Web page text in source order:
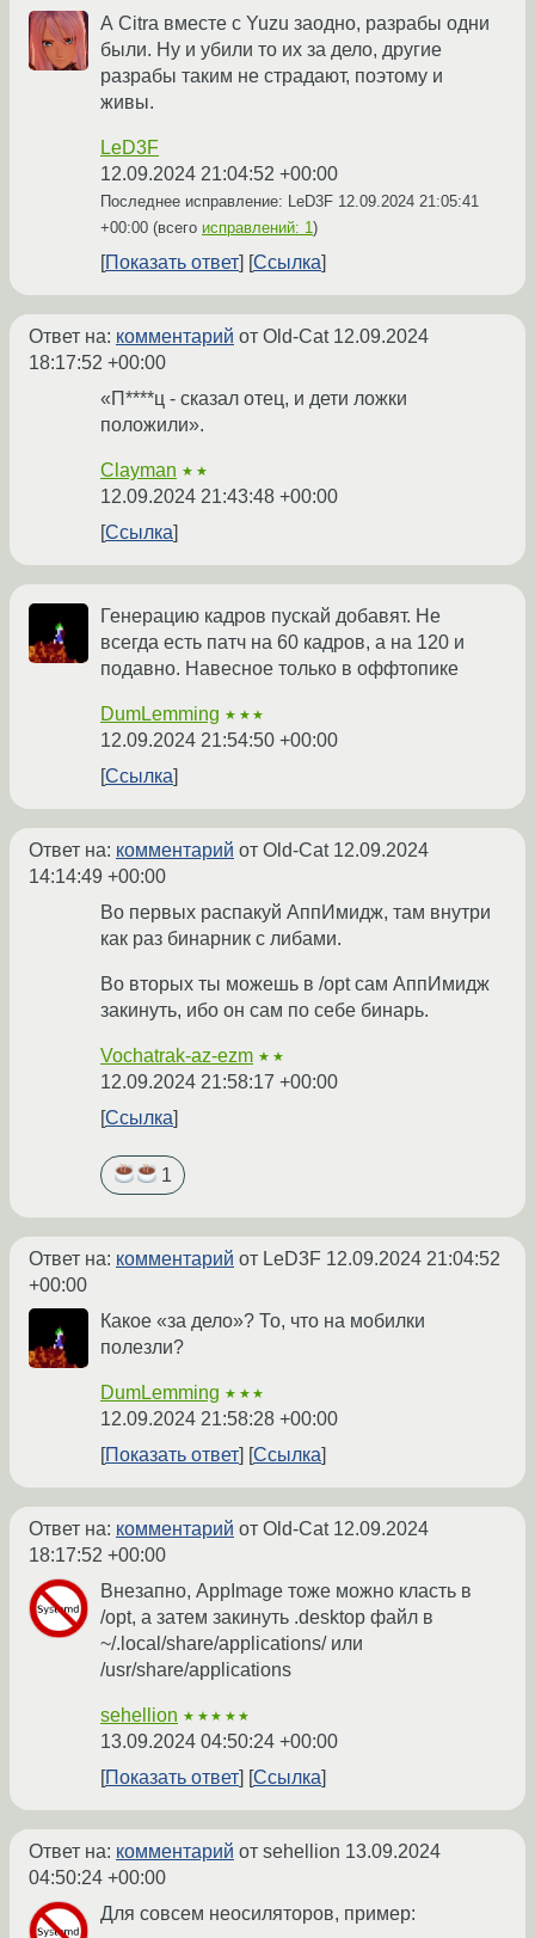
А Citra вместе с Yuzu заодно, разрабы одни
были. Ну и убили то их за дело, другие
разрабы таким не страдают, поэтому и
живы.
LeD3F
12.09.2024 21:04:52 +00:00
Последнее исправление: LeD3F 12.09.2024 21:05:41
+00:00 (всего исправлений: 1)
Показать ответ Ссылка
Ответ на: комментарий от Old-Cat 12.09.2024
18:17:52 +00:00
«П****ц - сказал отец, и дети ложки
положили».
Clayman ★★
12.09.2024 21:43:48 +00:00
Ссылка
Генерацию кадров пускай добавят. Не
всегда есть патч на 60 кадров, а на 120 и
подавно. Навесное только в оффтопике
DumLemming ★★★
12.09.2024 21:54:50 +00:00
Ссылка
Ответ на: комментарий от Old-Cat 12.09.2024
14:14:49 +00:00
Во первых распакуй АппИмидж, там внутри
как раз бинарник с либами.
Во вторых ты можешь в /opt сам АппИмидж
закинуть, ибо он сам по себе бинарь.
Vochatrak-az-ezm ★★
12.09.2024 21:58:17 +00:00
Ссылка
1
Ответ на: комментарий от LeD3F 12.09.2024 21:04:52
+00:00
Какое «за дело»? То, что на мобилки
полезли?
DumLemming ★★★
12.09.2024 21:58:28 +00:00
Показать ответ
Ссылка
Ответ на: комментарий от Old-Cat 12.09.2024
18:17:52 +00:00
Внезапно, AppImage тоже можно класть в
/opt, а затем закинуть .desktop файл в
~/.local/share/applications/ или
/usr/share/applications
sehellion ★★★★★
13.09.2024 04:50:24 +00:00
Показать ответ
Ссылка
Ответ на: комментарий от sehellion 13.09.2024
04:50:24 +00:00
Для совсем неосиляторов, пример: